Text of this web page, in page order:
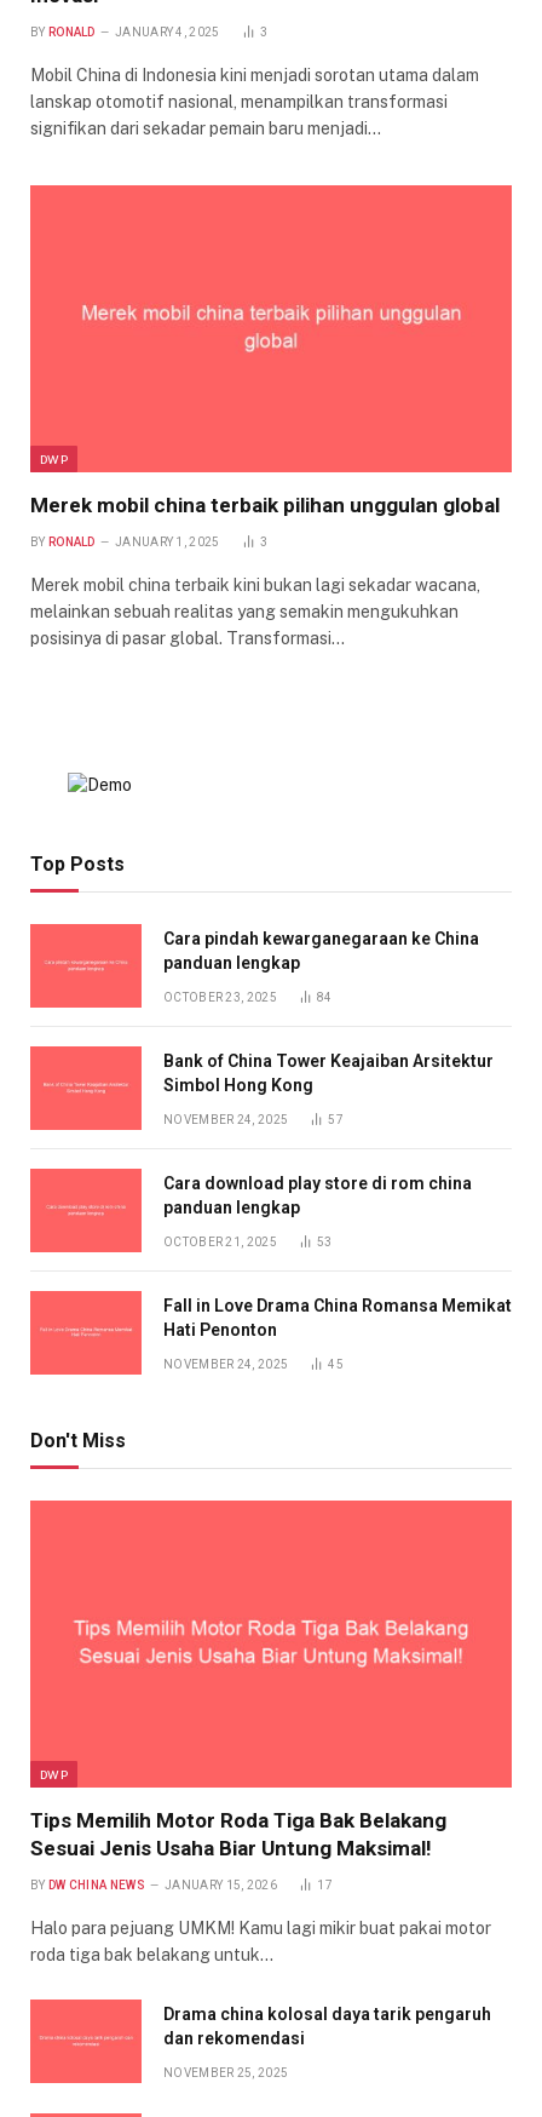
BY RONALD JANUARY 4, 2025 3
Mobil China di Indonesia kini menjadi sorotan utama dalam
lanskap otomotif nasional, menampilkan transformasi
signifikan dari sekadar pemain baru menjadi…
DWP
Merek mobil china terbaik pilihan unggulan global
BY RONALD JANUARY 1, 2025 3
Merek mobil china terbaik kini bukan lagi sekadar wacana,
melainkan sebuah realitas yang semakin mengukuhkan
posisinya di pasar global. Transformasi…
Top Posts
Cara pindah kewarganegaraan ke China
panduan lengkap
OCTOBER 23, 2025 84
Bank of China Tower Keajaiban Arsitektur
Simbol Hong Kong
NOVEMBER 24, 2025 57
Cara download play store di rom china
panduan lengkap
OCTOBER 21, 2025 53
Fall in Love Drama China Romansa Memikat
Hati Penonton
NOVEMBER 24, 2025 45
Don't Miss
DWP
Tips Memilih Motor Roda Tiga Bak Belakang
Sesuai Jenis Usaha Biar Untung Maksimal!
BY DW CHINA NEWS JANUARY 15, 2026 17
Halo para pejuang UMKM! Kamu lagi mikir buat pakai motor
roda tiga bak belakang untuk…
Drama china kolosal daya tarik pengaruh
dan rekomendasi
NOVEMBER 25, 2025